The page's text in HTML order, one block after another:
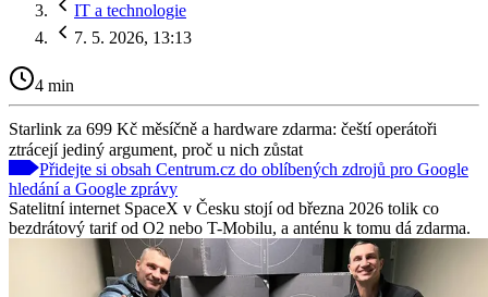
IT a technologie
7. 5. 2026, 13:13
4 min
Starlink za 699 Kč měsíčně a hardware zdarma: čeští operátoři
ztrácejí jediný argument, proč u nich zůstat
Přidejte si obsah Centrum.cz do oblíbených zdrojů pro Google
hledání a Google zprávy
Satelitní internet SpaceX v Česku stojí od března 2026 tolik co
bezdrátový tarif od O2 nebo T-Mobilu, a anténu k tomu dá zdarma.